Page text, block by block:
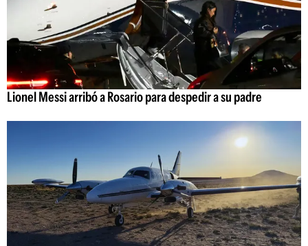
Lionel Messi arribó a Rosario para despedir a su padre